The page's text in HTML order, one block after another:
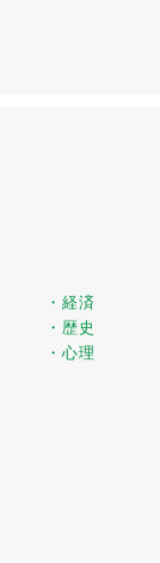
・経済
・歴史
・心理